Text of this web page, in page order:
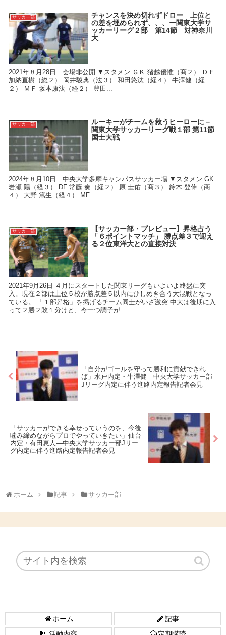
サッカー部
チャンスを決め切れずドロー 上位と
の差を埋められず、、、ー関東大学サ
ッカーリーグ２部 第14節 対神奈川
大
2021年８月28日 会場非公開 ▼スタメン ＧＫ 猪越優惟（商２） ＤＦ
加納直樹（総２） 岡井駿典（法３） 和田悠汰（経４） 牛澤健（経
２） ＭＦ 坂本康汰（経２） 豊田...
サッカー部
ルーキーがチームを救うヒーローに－
関東大学サッカーリーグ戦１部 第11節
国士大戦
2024年８月10日 中央大学多摩キャンパスサッカー場 ▼スタメン GK
岩瀬 陽（経３） DF 常藤 奏（経２） 原 圭佑（商３） 鈴木 登偉（商
４） 大野 篤生（経４） MF...
サッカー部
【サッカー部・プレビュー】昇格占う
「６ポイントマッチ」 勝点差３で迎え
る２位東洋大との直接対決
2021年9月26日 ４月にスタートした関東リーグもいよいよ終盤に突
入。現在２部は上位５校が勝点差５以内にひしめき合う大混戦となっ
ている。 「１部昇格」を掲げるチーム同士がいざ激突 中大は後期に入
って２勝２敗１分けと、今一つ調子が...
「自分がゴールを守って勝利に貢献できれ
ば」水戸内定・牛澤健―中央大学サッカー部
Jリーグ内定に伴う進路内定報告記者会見
「サッカーができる幸せっていうのを、今後
噛み締めながらプロでやっていきたい」仙台
内定・有田恵人―中央大学サッカー部Jリー
グ内定に伴う進路内定報告記者会見
ホーム 記事 サッカー部
ホーム
記事